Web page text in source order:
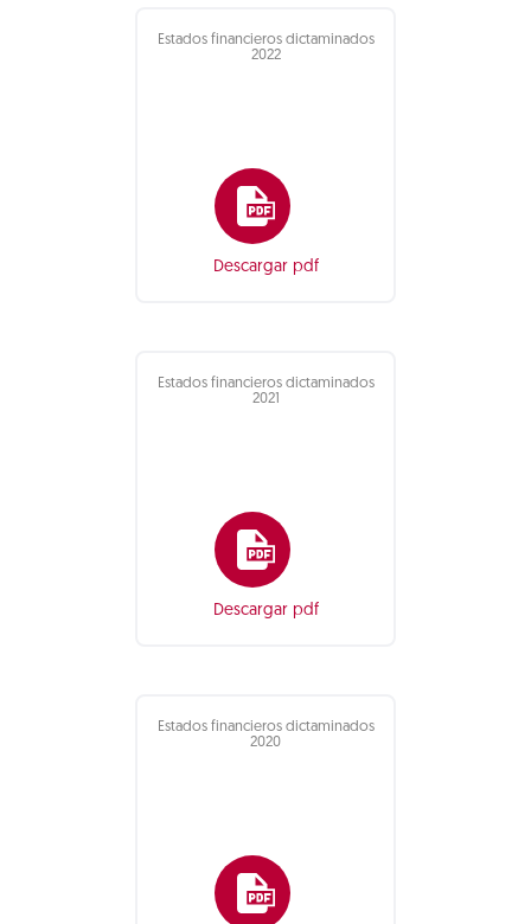
Estados financieros dictaminados
2022
Descargar pdf
Estados financieros dictaminados
2021
Descargar pdf
Estados financieros dictaminados
2020